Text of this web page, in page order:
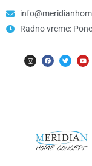
Radno vreme: